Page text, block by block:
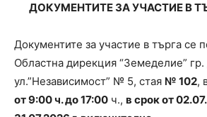
ДОКУМЕНТИТЕ ЗА УЧАСТИЕ В
Документите за участие в търга се
Областна дирекция “Земеделие”
ул.”Независимост” № 5, стая № 102,
от 9:00 ч. до 17:00 ч., в срок от